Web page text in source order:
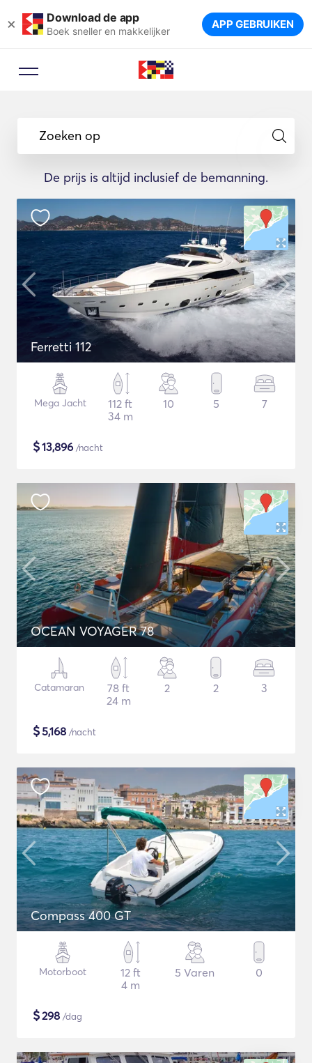
× Download de app
Boek sneller en makkelijker APP GEBRUIKEN
Zoeken op
De prijs is altijd inclusief de bemanning.
Ferretti 112
Mega Jacht
112 ft
34 m
10 5 7
$13,896 /nacht
OCEAN VOYAGER 78
Catamaran
78 ft
24 m
2 2 3
$5,168 /nacht
Compass 400 GT
Motorboot
12 ft
4 m
5 Varen 0
$298 /dag
Laat een reisexpert u de ideale
jachten voor uw reis voorstellen.